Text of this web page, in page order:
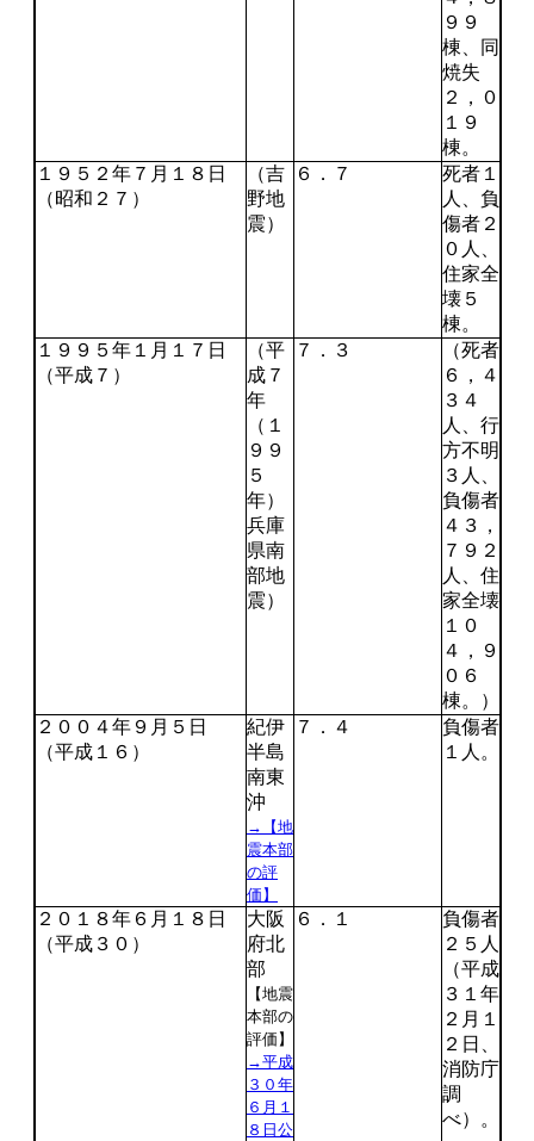
９９
棟、同
焼失
２，０
１９
棟。
１９５２年７月１８日
（昭和２７）
（吉
野地
震）
６．７
死者１
人、負
傷者２
０人、
住家全
壊５
棟。
１９９５年１月１７日
（平成７）
（平
成７
年
（１
９９
５
年）
兵庫
県南
部地
震）
７．３
（死者
６，４
３４
人、行
方不明
３人、
負傷者
４３，
７９２
人、住
家全壊
１０
４，９
０６
棟。）
２００４年９月５日
（平成１６）
紀伊
半島
南東
沖
→【地
震本部
の評
価】
７．４
負傷者
１人。
２０１８年６月１８日
（平成３０）
大阪
府北
部
【地震
本部の
評価】
→平成
３０年
６月１
８日公
６．１
負傷者
２５人
（平成
３１年
２月１
２日、
消防庁
調
べ）。